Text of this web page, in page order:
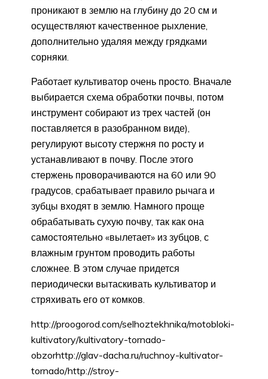
проникают в землю на глубину до 20 см и
осуществляют качественное рыхление,
дополнительно удаляя между грядками
сорняки.
Работает культиватор очень просто. Вначале
выбирается схема обработки почвы, потом
инструмент собирают из трех частей (он
поставляется в разобранном виде),
регулируют высоту стержня по росту и
устанавливают в почву. После этого
стержень проворачиваются на 60 или 90
градусов, срабатывает правило рычага и
зубцы входят в землю. Намного проще
обрабатывать сухую почву, так как она
самостоятельно «вылетает» из зубцов, с
влажным грунтом проводить работы
сложнее. В этом случае придется
периодически вытаскивать культиватор и
стряхивать его от комков.
http://proogorod.com/selhoztekhnika/motobloki-
kultivatory/kultivatory-tornado-
obzorhttp://glav-dacha.ru/ruchnoy-kultivator-
tornado/http://stroy-